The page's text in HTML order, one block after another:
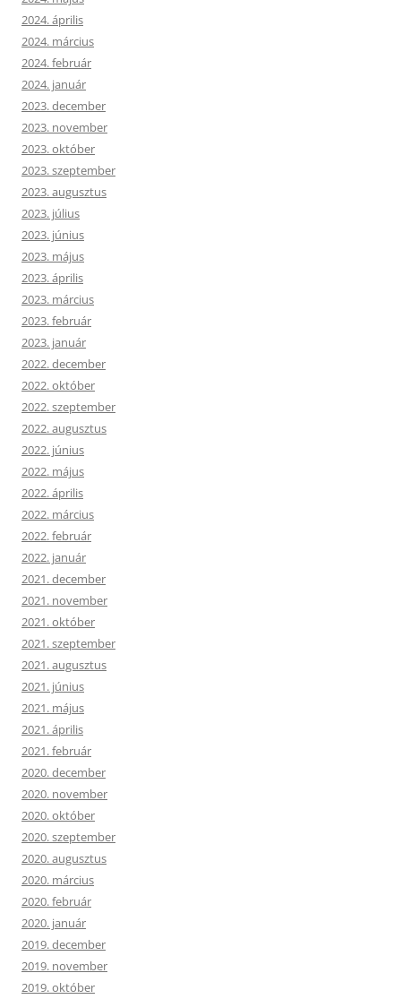
2024. április
2024. március
2024. február
2024. január
2023. december
2023. november
2023. október
2023. szeptember
2023. augusztus
2023. július
2023. június
2023. május
2023. április
2023. március
2023. február
2023. január
2022. december
2022. október
2022. szeptember
2022. augusztus
2022. június
2022. május
2022. április
2022. március
2022. február
2022. január
2021. december
2021. november
2021. október
2021. szeptember
2021. augusztus
2021. június
2021. május
2021. április
2021. február
2020. december
2020. november
2020. október
2020. szeptember
2020. augusztus
2020. március
2020. február
2020. január
2019. december
2019. november
2019. október